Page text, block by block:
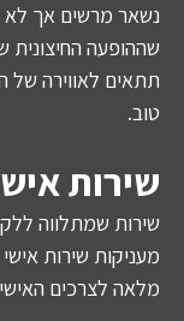
נשאר מרשים אך לא
שההופעה
תתאים לאווירה של
טוב.
שירות
מעניקות שירות
מלאה לצרכים